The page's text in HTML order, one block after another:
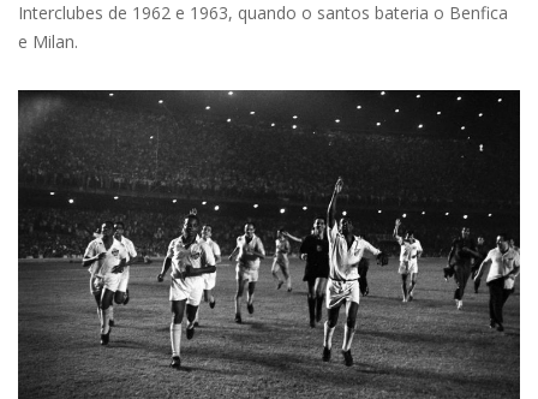
Interclubes de 1962 e 1963, quando o santos bateria o Benfica
e Milan.